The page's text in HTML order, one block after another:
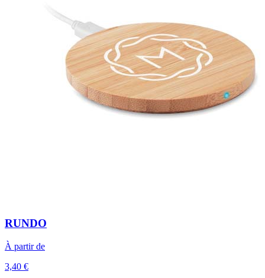
RUNDO
À partir de
3,40 €